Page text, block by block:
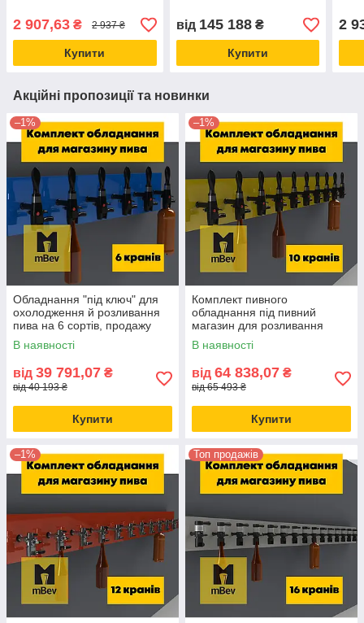
пет-пляшку
2 907,63 ₴ 2 937 ₴
Купити
обладнання для пивної
від 145 188₴
Купити
2
Акційні пропозиції та новинки
–1%
Обладнання "під ключ" для
охолодження й розливання
пива на 6 сортів, продажу
квасу, вуличної торгівлі
напоями
В наявності
від 39 791,07 ₴
від 40 193 ₴
Купити
–1%
Комплект пивного
обладнання під пивний
магазин для розливання
пива, продажу квасу на 10
сортів, під ключ
В наявності
від 64 838,07 ₴
від 65 493 ₴
Купити
–1% Топ продажів